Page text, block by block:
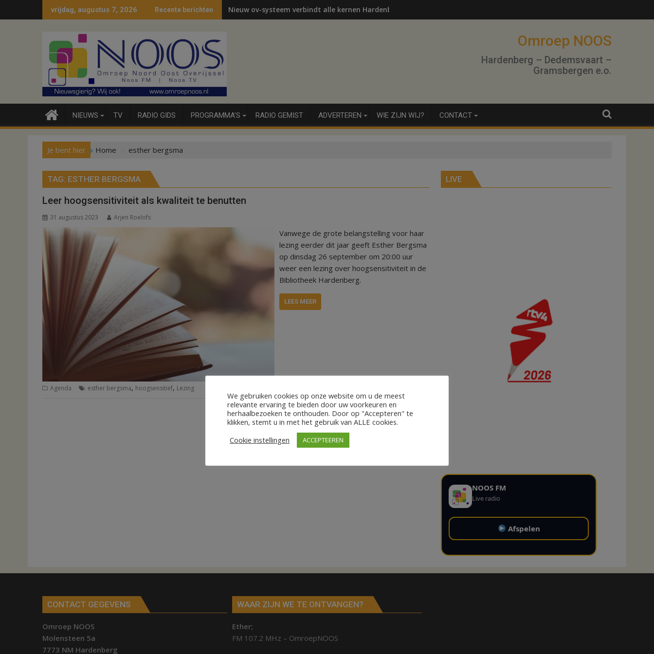
naar
vrijdag, augustus 7, 2026 Recente berichten Nieuw ov-systeem verbindt alle kernen Hardenberg
Omroep NOOS
Hardenberg – Dedemsvaart –
Gramsbergen e.o.
NIEUWS TV RADIO GIDS PROGRAMMA’S RADIO GEMIST ADVERTEREN WIE ZIJN WIJ? CONTACT
Je bent hier Home esther bergsma
TAG: ESTHER BERGSMA
Leer hoogsensitiviteit als kwaliteit te benutten
31 augustus 2023 Arjen Roelofs
Vanwege de grote belangstelling voor haar
lezing eerder dit jaar geeft Esther Bergsma
op dinsdag 26 september om 20:00 uur
weer een lezing over hoogsensitiviteit in de
Bibliotheek Hardenberg.
LEES MEER
Agenda esther bergsma, hoogsensitief, Lezing
LIVE
NOOS FM
Live radio
Afspelen
CONTACT GEGEVENS
Omroep NOOS
Molensteen 5a
7773 NM Hardenberg
WAAR ZIJN WE TE ONTVANGEN?
Ether;
FM 107.2 MHz – OmroepNOOS
We gebruiken cookies op onze website om u de meest
relevante ervaring te bieden door uw voorkeuren en
herhaalbezoeken te onthouden. Door op "Accepteren" te
klikken, stemt u in met het gebruik van ALLE cookies.
Cookie instellingen
ACCEPTEEREN